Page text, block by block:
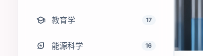
school 教育学 17
energy_savings_leaf 能源科学 16